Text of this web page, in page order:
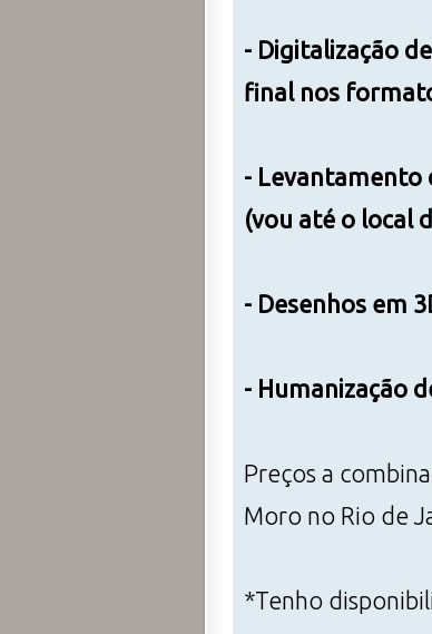
- Digitalização
final nos
- Levantamento
(vou até o local
- Desenhos em
- Humanização
Preços a
Moro no Rio de
*Tenho